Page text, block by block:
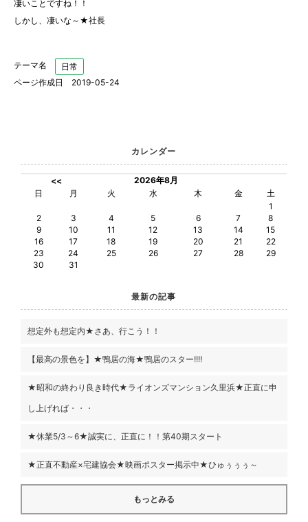
凄いことですね！！
しかし、凄いな～★社長
テーマ名
日常
ページ作成日 2019-05-24
カレンダー
<<
2026年8月
日
月 火 水 木 金
土
1
2
3 4 5 6 7
8
9
10 11 12 13 14
15
16
17 18 19 20 21
22
23
24 25 26 27 28
29
30
31
最新の記事
想定外も想定内★さあ、行こう！！
【最高の景色を】★鴨居の海★鴨居のスター!!!!
★昭和の終わり良き時代★ライオンズマンション久里浜★正直に申
し上げれば・・・
★休業5/3～6★誠実に、正直に！！第40期スタート
★正直不動産×宅建協会★映画ポスター掲示中★ひゅぅぅぅ～
もっとみる